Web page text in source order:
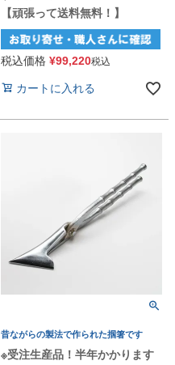
【頑張って送料無料！】
税込価格 ¥99,220税込
カートに入れる
昔ながらの製法で作られた掴箸です
※受注生産品！半年かかります